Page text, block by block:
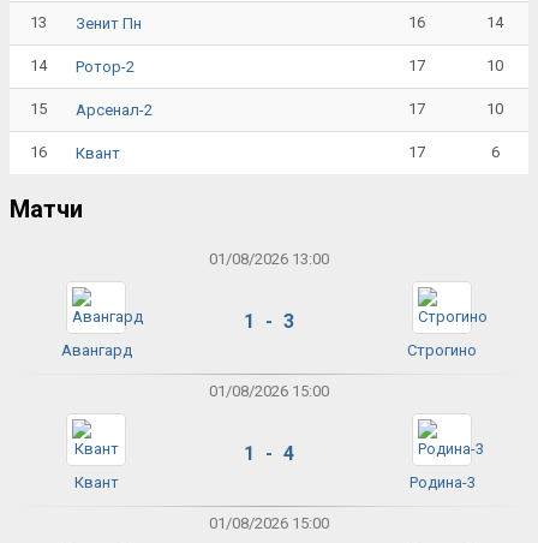
13 Зенит Пн 16 14
14 Ротор-2 17 10
15 Арсенал-2 17 10
16 Квант 17 6
Матчи
01/08/2026 13:00
Авангард
1 - 3
Строгино
01/08/2026 15:00
Квант
1 - 4
Родина-3
01/08/2026 15:00